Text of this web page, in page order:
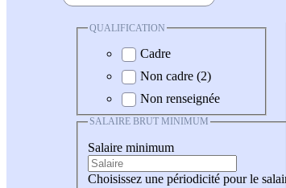
QUALIFICATION
Cadre
Non cadre (2)
Non renseignée
SALAIRE BRUT MINIMUM
Salaire minimum
Choisissez une périodicité pour le